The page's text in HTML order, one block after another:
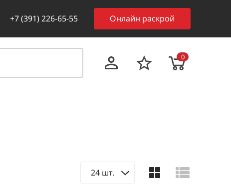
+7 (391) 226-65-55 Онлайн раскрой
0
24 шт.